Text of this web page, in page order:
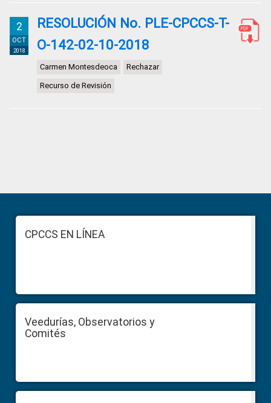
2
OCT
2018
RESOLUCIÓN No. PLE-CPCCS-T-
O-142-02-10-2018
Carmen Montesdeoca Rechazar
Recurso de Revisión
Sidebar
FooterCPCCS EN LÍNEA
Veedurías, Observatorios y
Comités